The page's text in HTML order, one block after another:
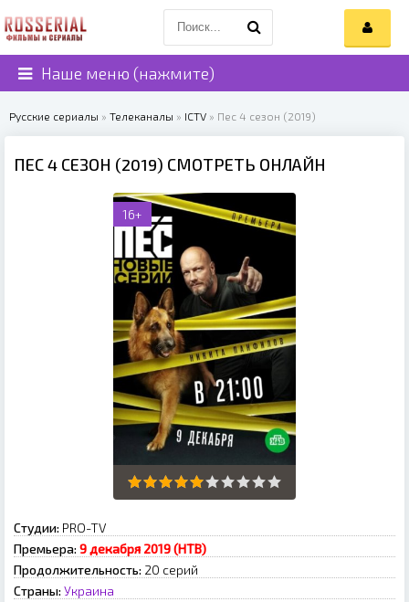
Наше меню (нажмите)
Русские сериалы » Телеканалы » ICTV » Пес 4 сезон (2019)
ПЕС 4 СЕЗОН (2019) СМОТРЕТЬ ОНЛАЙН
16+
Студии: PRO-TV
Премьера: 9 декабря 2019 (НТВ)
Продолжительность: 20 серий
Страны: Украина